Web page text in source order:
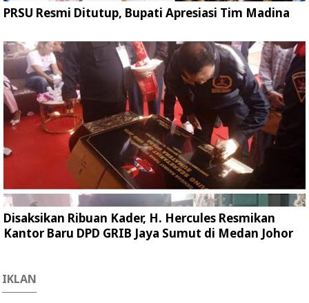
PRSU Resmi Ditutup, Bupati Apresiasi Tim Madina
Disaksikan Ribuan Kader, H. Hercules Resmikan
Kantor Baru DPD GRIB Jaya Sumut di Medan Johor
IKLAN